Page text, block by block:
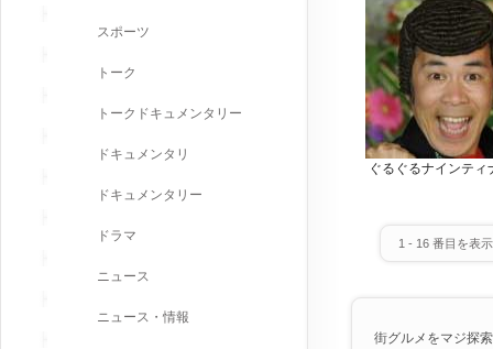
ぐるぐるナインティ
1 - 16 番目を表
街グルメをマジ探
スポーツ
トーク
トークドキュメンタリー
ドキュメンタリ
ドキュメンタリー
ドラマ
ニュース
ニュース・情報